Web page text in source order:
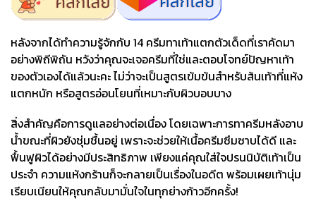
หลังจากได้ทำความรู้จักกับ 14 ครีมทาเท้าแตกตัวเด็ดที่เราคัดมา
อย่างพิถีพิถัน หวังว่าคุณจะเจอครีมที่ใช่และตอบโจทย์ปัญหาเท้า
ของตัวเองได้แล้วนะคะ ไม่ว่าจะเป็นสูตรเข้มข้นสำหรับส้นเท้าที่แห้ง
แตกหนัก หรือสูตรอ่อนโยนที่เหมาะกับผิวบอบบาง
สิ่งสำคัญคือการดูแลอย่างต่อเนื่อง โดยเฉพาะการทาครีมหลังอาบ
น้ำขณะที่ผิวยังชุ่มชื้นอยู่ เพราะจะช่วยให้เนื้อครีมซึมซาบได้ดี และ
ฟื้นฟูผิวได้อย่างมีประสิทธิภาพ เพียงแค่คุณใส่ใจปรนนิบัติเท้าเป็น
ประจำ ความแห้งกร้านก็จะกลายเป็นเรื่องในอดีต พร้อมเผยเท้านุ่ม
เรียบเนียนให้คุณกลับมามั่นใจในทุกย่างก้าวอีกครั้ง!